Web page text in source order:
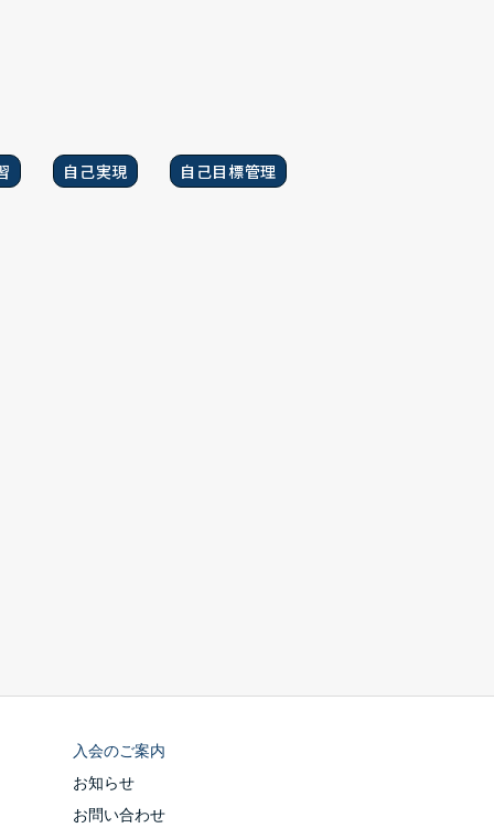
自己実現 自己目標管理
入会のご案内
お知らせ
お問い合わせ